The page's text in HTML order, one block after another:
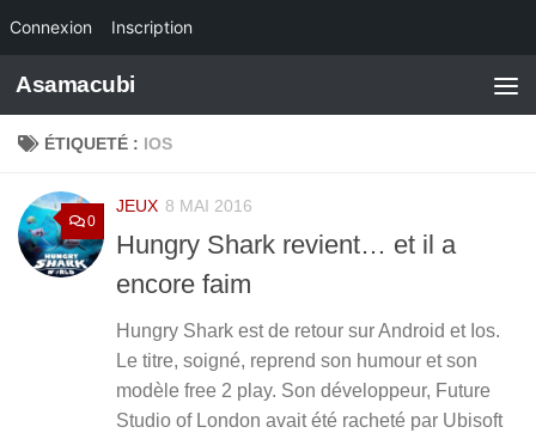
Connexion Inscription
Skip to content
Asamacubi
ÉTIQUETÉ : IOS
0
JEUX 8 MAI 2016
Hungry Shark revient… et il a
encore faim
Hungry Shark est de retour sur Android et Ios.
Le titre, soigné, reprend son humour et son
modèle free 2 play. Son développeur, Future
Studio of London avait été racheté par Ubisoft